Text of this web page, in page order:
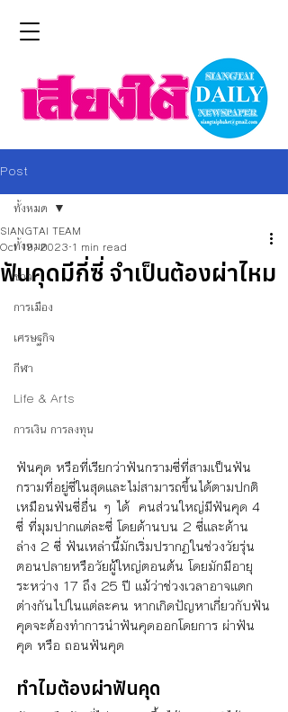
Post
ทั้งหมด
ข่าว
การเมือง
เศรษฐกิจ
กีฬา
Life & Arts
การเงิน การลงทุน
ทั้งหมด
ฟันคุดมีกี่ซี่ จำเป็นต้องผ่าไหม
SIANGTAI TEAM
Oct 19, 2023 1 min read
ฟันคุด หรือที่เรียกว่าฟันกรามซี่ที่สามเป็นฟัน
กรามที่อยู่ซี่ในสุดและไม่สามารถขึ้นได้ตามปกติ
เหมือนฟันซี่อื่น ๆ ได้  คนส่วนใหญ่มีฟันคุด 4
ซี่ ที่มุมปากแต่ละซี่ โดยด้านบน 2 ซี่และด้าน
ล่าง 2 ซี่ ฟันเหล่านี้มักเริ่มปรากฏในช่วงวัยรุ่น
ตอนปลายหรือวัยผู้ใหญ่ตอนต้น โดยมักมีอายุ
ระหว่าง 17 ถึง 25 ปี แม้ว่าช่วงเวลาอาจแตก
ต่างกันไปในแต่ละคน หากเกิดปัญหาเกี่ยวกับฟัน
คุดจะต้องทำการนำฟันคุดออกโดยการ ผ่าฟัน
คุด หรือ ถอนฟันคุด
ทำไมต้องผ่าฟันคุด